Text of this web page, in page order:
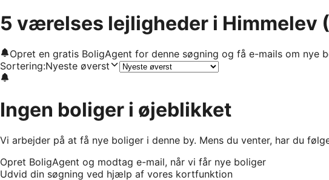
5 værelses lejligheder i Himmelev
Opret en gratis BoligAgent for denne søgning og få e-mails om nye
Sortering:Nyeste øverst
Ingen boliger i øjeblikket
Vi arbejder på at få nye boliger i denne by. Mens du venter, har du
Opret BoligAgent og modtag e-mail, når vi får nye boliger
Udvid din søgning ved hjælp af vores kortfunktion